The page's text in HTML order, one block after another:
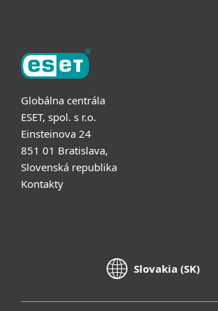
Globálna centrála
ESET, spol. s r.o.
Einsteinova 24
851 01 Bratislava,
Slovenská republika
Kontakty
Slovakia (SK)